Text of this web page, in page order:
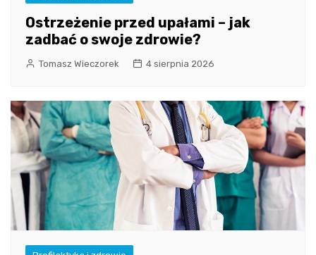
Ostrzeżenie przed upałami – jak
zadbać o swoje zdrowie?
Tomasz Wieczorek 4 sierpnia 2026